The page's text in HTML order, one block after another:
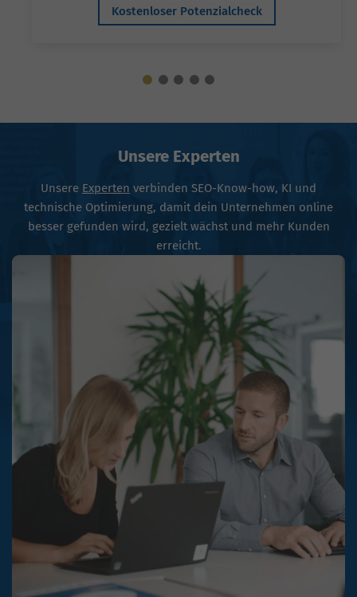
Kostenloser Potenzialcheck
Unsere Experten
Unsere Experten verbinden SEO-Know-how, KI und
technische Optimierung, damit dein Unternehmen online
besser gefunden wird, gezielt wächst und mehr Kunden
erreicht.